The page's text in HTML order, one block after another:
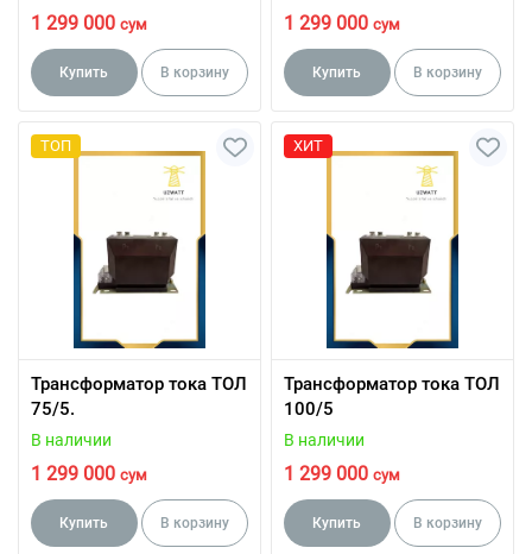
1 299 000 сум
Купить В корзину
1 299 000 сум
Купить В корзину
ТОП
Трансформатор тока ТОЛ
75/5.
В наличии
1 299 000 сум
Купить В корзину
ХИТ
Трансформатор тока ТОЛ
100/5
В наличии
1 299 000 сум
Купить В корзину